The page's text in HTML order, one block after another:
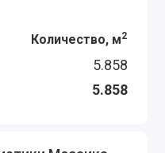
Количество, м2
5.858
5.858